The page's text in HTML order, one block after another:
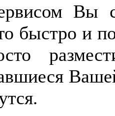
Вы
быстро и